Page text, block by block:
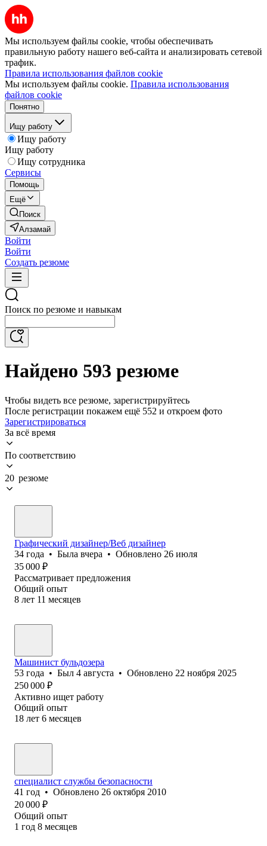
Мы используем файлы cookie, чтобы обеспечивать
правильную работу нашего веб-сайта и анализировать сетевой
трафик.
Правила использования файлов cookie
Мы используем файлы cookie. Правила использования
файлов cookie
Понятно
Ищу работу
Ищу работу
Ищу работу
Ищу сотрудника
Сервисы
Помощь
Ещё
Поиск
Алзамай
Войти
Войти
Создать резюме
Поиск по резюме и навыкам
Найдено 593 резюме
Чтобы видеть все резюме, зарегистрируйтесь
После регистрации покажем ещё 552 и откроем фото
Зарегистрироваться
За всё время
По соответствию
20 резюме
Графический дизайнер/Веб дизайнер
34 года • Была вчера • Обновлено 26 июля
35 000 ₽
Рассматривает предложения
Общий опыт
8 лет 11 месяцев
Машинист бульдозера
53 года • Был 4 августа • Обновлено 22 ноября 2025
250 000 ₽
Активно ищет работу
Общий опыт
18 лет 6 месяцев
специалист службы безопасности
41 год • Обновлено 26 октября 2010
20 000 ₽
Общий опыт
1 год 8 месяцев